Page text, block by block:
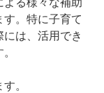
よる様々な補助
。特に子育て
は、活用でき
。